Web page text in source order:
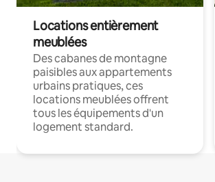
Locations entièrement
meublées
Des cabanes de montagne
paisibles aux appartements
urbains pratiques, ces
locations meublées offrent
tous les équipements d'un
logement standard.